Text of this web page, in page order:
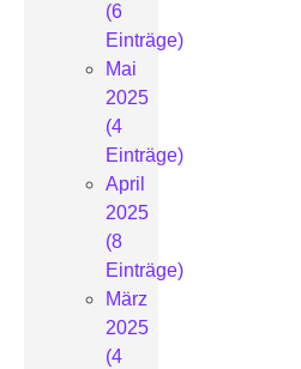
(6
Einträge)
Mai
2025
(4
Einträge)
April
2025
(8
Einträge)
März
2025
(4